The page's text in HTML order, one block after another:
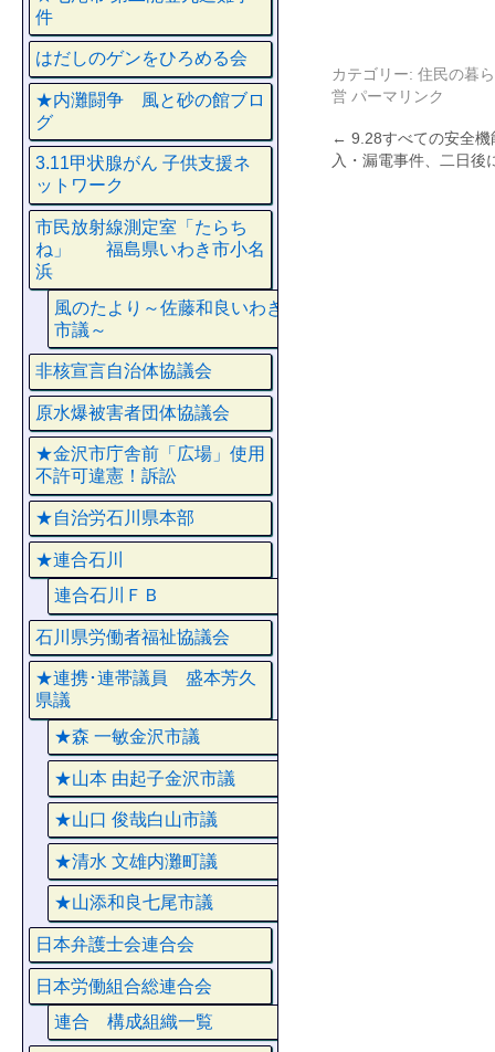
カテゴリー: 住民の暮
営 パーマリンク
← 9.28すべての安全
入・漏電事件、二日後
件
はだしのゲンをひろめる会
★内灘闘争 風と砂の館ブロ
グ
3.11甲状腺がん 子供支援ネ
ットワーク
市民放射線測定室「たらち
ね」 福島県いわき市小名
浜
風のたより～佐藤和良いわき
市議～
非核宣言自治体協議会
原水爆被害者団体協議会
★金沢市庁舎前「広場」使用
不許可違憲！訴訟
★自治労石川県本部
★連合石川
連合石川ＦＢ
石川県労働者福祉協議会
★連携･連帯議員 盛本芳久
県議
★森 一敏金沢市議
★山本 由起子金沢市議
★山口 俊哉白山市議
★清水 文雄内灘町議
★山添和良七尾市議
日本弁護士会連合会
日本労働組合総連合会
連合 構成組織一覧